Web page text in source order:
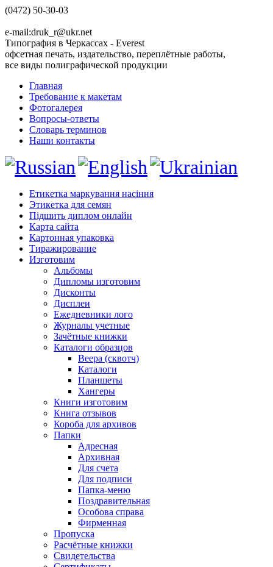
(0472) 50-30-03
e-mail:druk_r@ukr.net
Типография в Черкассах - Everest
офсетная печать, издательство, переплётные работы,
все виды полиграфической продукции
Главная
Требование к макетам
Фотогалерея
Вопросы-ответы
Словарь терминов
Наши контакты
Етикетка маркування насіння
Этикетка для семян
Підшить диплом онлайн
Карта сайта
Картонная упаковка
Тиражирование
Изготовим
Альбомы
Дипломы изготовим
Дисконты
Дисплеи
Ежедневники лого
Журналы учетные
Зачётные книжки
Каталоги образцов
Веера (сквотч)
Каталоги
Планшеты
Хангеры
Книги изготовим
Книга отзывов
Короба для архивов
Папки
Адресная
Архивная
Для счета
Для подписи
Папка-меню
Поздравительная
Особова справа
Фирменная
Пропуска
Расчётные книжки
Свидетельства